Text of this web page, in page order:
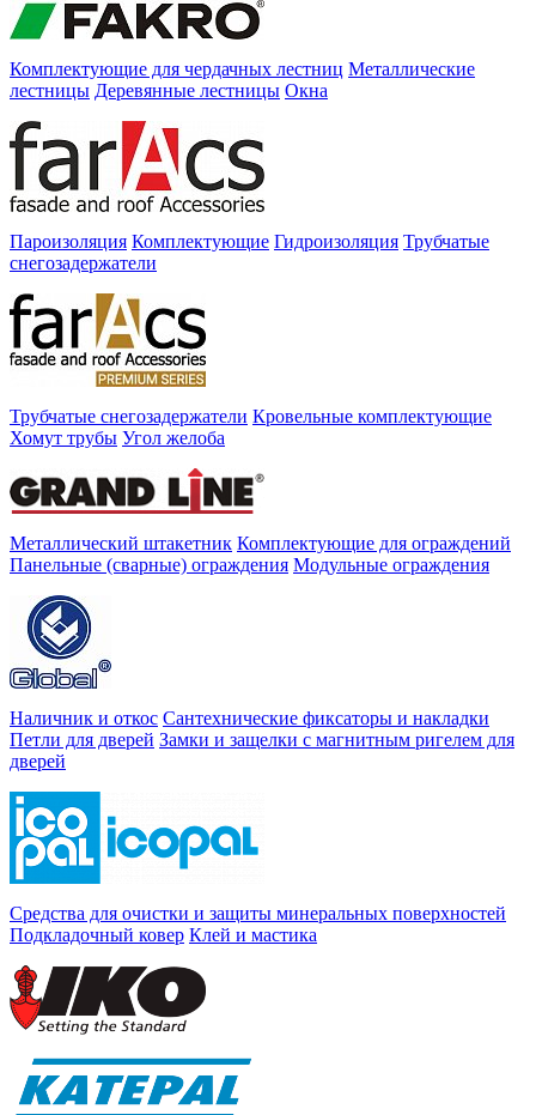
Комплектующие для чердачных лестниц Металлические
лестницы Деревянные лестницы Окна
Пароизоляция Комплектующие Гидроизоляция Трубчатые
снегозадержатели
Трубчатые снегозадержатели Кровельные комплектующие
Хомут трубы Угол желоба
Металлический штакетник Комплектующие для ограждений
Панельные (сварные) ограждения Модульные ограждения
Наличник и откос Сантехнические фиксаторы и накладки
Петли для дверей Замки и защелки с магнитным ригелем для
дверей
Средства для очистки и защиты минеральных поверхностей
Подкладочный ковер Клей и мастика